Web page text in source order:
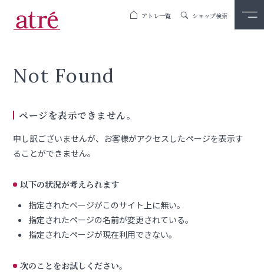
アトレ一覧 ショップ検索
Not Found
ページを表示できません。
申し訳ございませんが、お客様がアクセスしたページを表示す
ることができません。
以下の状況が考えられます
指定されたページがこのサイト上に無い。
指定されたページの名前が変更されている。
指定されたページが現在利用できない。
次のことをお試しください。